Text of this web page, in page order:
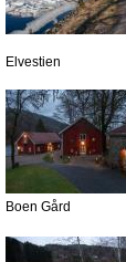
Elvestien
Boen Gård